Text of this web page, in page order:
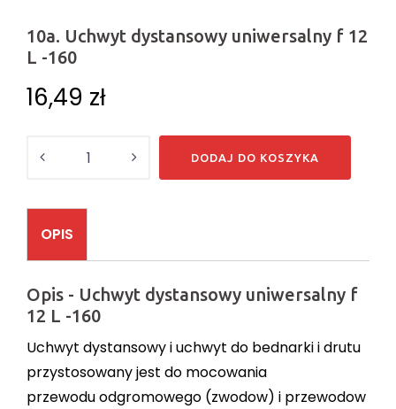
10a. Uchwyt dystansowy uniwersalny f 12
L -160
16,49 zł
DODAJ DO KOSZYKA
OPIS
Opis - Uchwyt dystansowy uniwersalny f
12 L -160
Uchwyt dystansowy i uchwyt do bednarki i drutu
przystosowany jest do mocowania
przewodu odgromowego (zwodow) i przewodow